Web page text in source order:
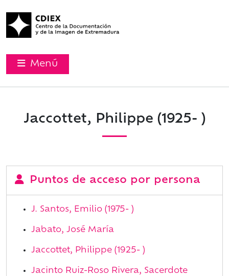
Menú
Jaccottet, Philippe (1925- )
Puntos de acceso por persona
J. Santos, Emilio (1975- )
Jabato, José María
Jaccottet, Philippe (1925- )
Jacinto Ruiz-Roso Rivera, Sacerdote